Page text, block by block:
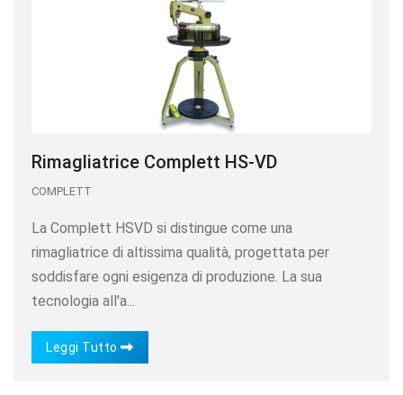
Rimagliatrice Complett HS-VD
COMPLETT
La Complett HSVD si distingue come una
rimagliatrice di altissima qualità, progettata per
soddisfare ogni esigenza di produzione. La sua
tecnologia all'a...
Leggi Tutto